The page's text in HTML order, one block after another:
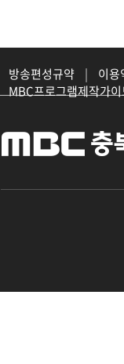
방송편성규약 | 이용
MBC프로그램제작가